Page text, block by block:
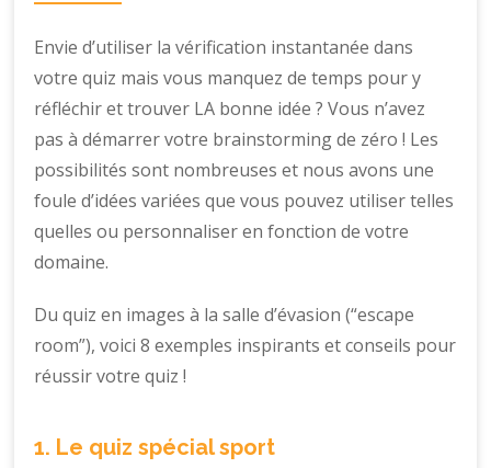
Envie d’utiliser la vérification instantanée dans
votre quiz mais vous manquez de temps pour y
réfléchir et trouver LA bonne idée ? Vous n’avez
pas à démarrer votre brainstorming de zéro ! Les
possibilités sont nombreuses et nous avons une
foule d’idées variées que vous pouvez utiliser telles
quelles ou personnaliser en fonction de votre
domaine.
Du quiz en images à la salle d’évasion (“escape
room”), voici 8 exemples inspirants et conseils pour
réussir votre quiz !
1. Le quiz spécial sport